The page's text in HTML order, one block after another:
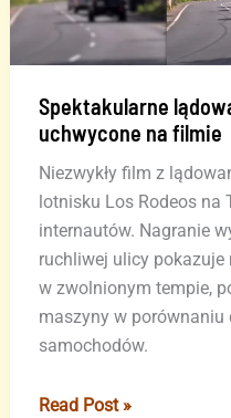
Spektakularne
uchwycone na filmie
Niezwykły film z
lotnisku Los Rodeos na
internautów. Nagranie
ruchliwej ulicy
w zwolnionym tempie,
maszyny w porównaniu
samochodów.
Spektakularne
Read Post »